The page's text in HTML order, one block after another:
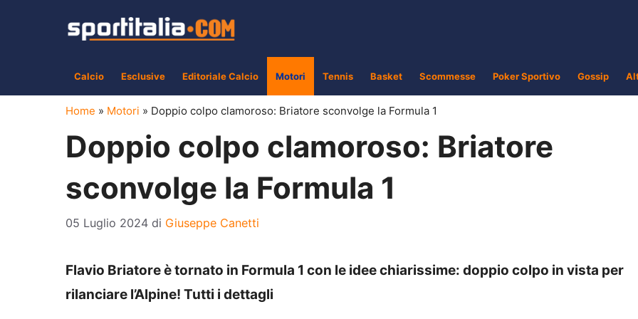
Calcio Esclusive Editoriale Calcio Motori Tennis Basket Scommesse Poker Sportivo Gossip
Home » Motori » Doppio colpo clamoroso: Briatore sconvolge la Formula 1
Doppio colpo clamoroso: Briatore
sconvolge la Formula 1
05 Luglio 2024 di Giuseppe Canetti
Flavio Briatore è tornato in Formula 1 con le idee chiarissime: doppio colpo in vista per
rilanciare l’Alpine! Tutti i dettagli